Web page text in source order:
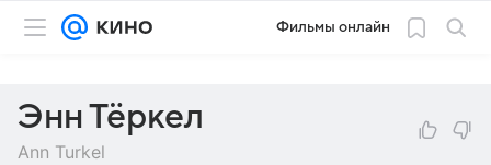
Фильмы онлайн
Энн Тёркел
Ann Turkel